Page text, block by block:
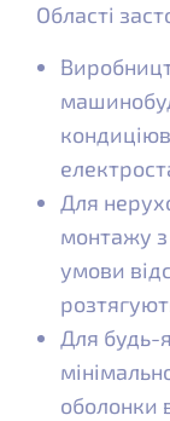
Області
Для
монтажу
умови
Для будь-
оболонки